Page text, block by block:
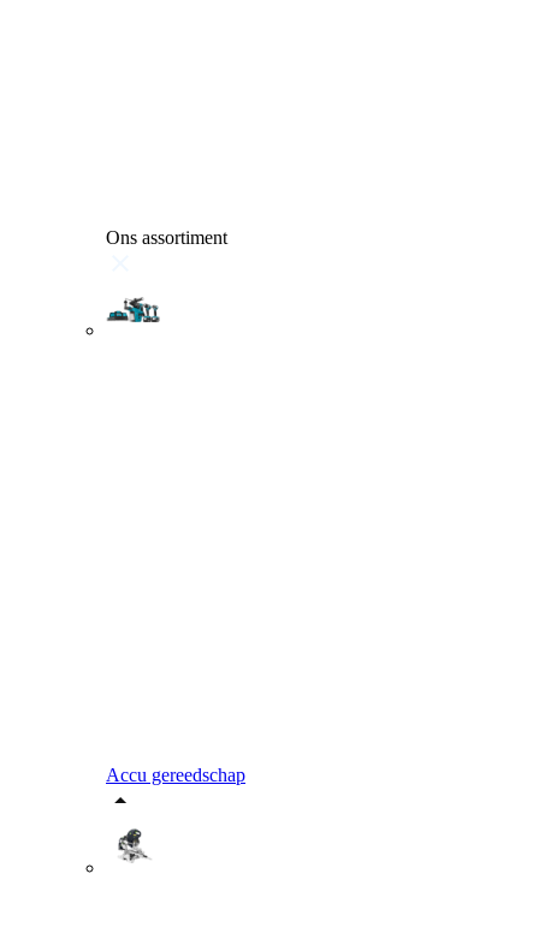
Ons assortiment
Accu gereedschap